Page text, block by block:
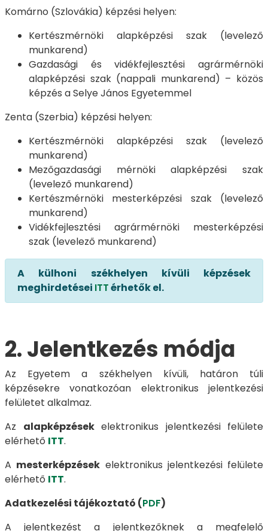
Komárno (Szlovákia) képzési helyen:
Kertészmérnöki alapképzési szak (levelező
munkarend)
Gazdasági és vidékfejlesztési agrármérnöki
alapképzési szak (nappali munkarend) – közös
képzés a Selye János Egyetemmel
Zenta (Szerbia) képzési helyen:
Kertészmérnöki alapképzési szak (levelező
munkarend)
Mezőgazdasági mérnöki alapképzési szak
(levelező munkarend)
Kertészmérnöki mesterképzési szak (levelező
munkarend)
Vidékfejlesztési agrármérnöki mesterképzési
szak (levelező munkarend)
A külhoni székhelyen kívüli képzések
meghirdetései ITTérhetők el.
2. Jelentkezés módja
Az Egyetem a székhelyen kívüli, határon túli
képzésekre vonatkozóan elektronikus jelentkezési
felületet alkalmaz.
Az alapképzésekelektronikus jelentkezési felülete
elérhető ITT.
A mesterképzések elektronikus jelentkezési felülete
elérhető ITT.
Adatkezelési tájékoztató (PDF)
A jelentkezést a jelentkezőknek a megfelelő